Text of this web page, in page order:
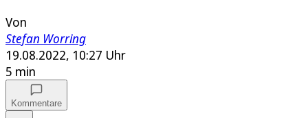
Von
Stefan Worring
19.08.2022, 10:27 Uhr
5 min
Kommentare